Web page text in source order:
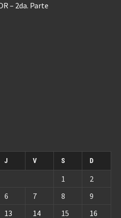
– 2da. Parte
J V S D
1
2
6 7 8
9
13 14 15 16